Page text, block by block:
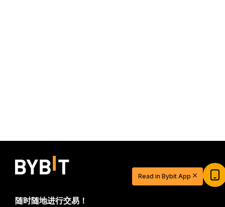
随时随地进行交易！
Read in Bybit App